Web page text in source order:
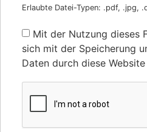
Erlaubte Datei-Typen: .pdf, .jpg,
Mit der Nutzung dieses
sich mit der Speicherung
Daten durch diese